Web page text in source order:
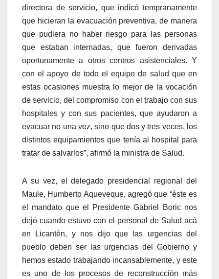
directora de servicio, que indicó tempranamente
que hicieran la evacuación preventiva, de manera
que pudiera no haber riesgo para las personas
que estaban internadas, que fueron derivadas
oportunamente a otros centros asistenciales. Y
con el apoyo de todo el equipo de salud que en
estas ocasiones muestra lo mejor de la vocación
de servicio, del compromiso con el trabajo con sus
hospitales y con sus pacientes, que ayudaron a
evacuar no una vez, sino que dos y tres veces, los
distintos equipamientos que tenía al hospital para
tratar de salvarlos”, afirmó la ministra de Salud.
A su vez, el delegado presidencial regional del
Maule, Humberto Aqueveque, agregó que “éste es
el mandato que el Presidente Gabriel Boric nos
dejó cuando estuvo con el personal de Salud acá
en Licantén, y nos dijo que las urgencias del
pueblo deben ser las urgencias del Gobierno y
hemos estado trabajando incansablemente, y este
es uno de los procesos de reconstrucción más